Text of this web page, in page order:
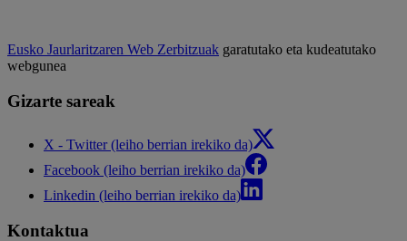
Eusko Jaurlaritzaren Web Zerbitzuak garatutako eta kudeatutako
webgunea
Gizarte sareak
X - Twitter (leiho berrian irekiko da)
Facebook (leiho berrian irekiko da)
Linkedin (leiho berrian irekiko da)
Kontaktua